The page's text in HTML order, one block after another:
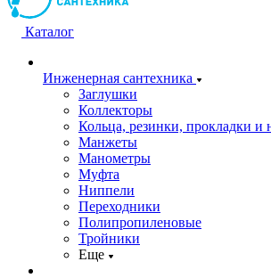
Каталог
Инженерная сантехника
Заглушки
Коллекторы
Кольца, резинки, прокладки и
Манжеты
Манометры
Муфта
Ниппели
Переходники
Полипропиленовые
Тройники
Еще